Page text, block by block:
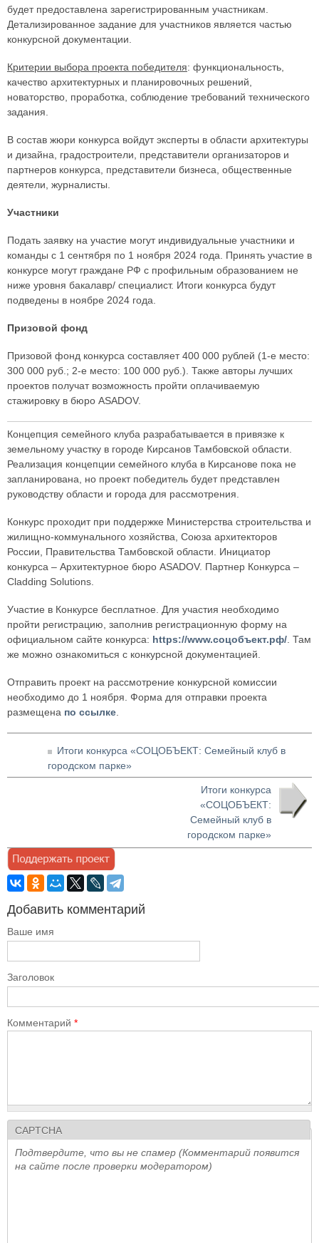
будет предоставлена зарегистрированным участникам.
Детализированное задание для участников является частью
конкурсной документации.
Критерии выбора проекта победителя: функциональность,
качество архитектурных и планировочных решений,
новаторство, проработка, соблюдение требований технического
задания.
В состав жюри конкурса войдут эксперты в области архитектуры
и дизайна, градостроители, представители организаторов и
партнеров конкурса, представители бизнеса, общественные
деятели, журналисты.
Участники
Подать заявку на участие могут индивидуальные участники и
команды с 1 сентября по 1 ноября 2024 года. Принять участие в
конкурсе могут граждане РФ с профильным образованием не
ниже уровня бакалавр/ специалист. Итоги конкурса будут
подведены в ноябре 2024 года.
Призовой фонд
Призовой фонд конкурса составляет 400 000 рублей (1-е место:
300 000 руб.; 2-е место: 100 000 руб.). Также авторы лучших
проектов получат возможность пройти оплачиваемую
стажировку в бюро ASADOV.
Концепция семейного клуба разрабатывается в привязке к
земельному участку в городе Кирсанов Тамбовской области.
Реализация концепции семейного клуба в Кирсанове пока не
запланирована, но проект победитель будет представлен
руководству области и города для рассмотрения.
Конкурс проходит при поддержке Министерства строительства и
жилищно-коммунального хозяйства, Союза архитекторов
России, Правительства Тамбовской области. Инициатор
конкурса – Архитектурное бюро ASADOV. Партнер Конкурса –
Cladding Solutions.
Участие в Конкурсе бесплатное. Для участия необходимо
пройти регистрацию, заполнив регистрационную форму на
официальном сайте конкурса: https://www.соцобъект.рф/ . Там
же можно ознакомиться с конкурсной документацией.
Отправить проект на рассмотрение конкурсной комиссии
необходимо до 1 ноября. Форма для отправки проекта
размещена по ссылке
Итоги конкурса «СОЦОБЪЕКТ: Семейный клуб в
городском парке»
Итоги конкурса
«СОЦОБЪЕКТ:
Семейный клуб в
городском парке»
Добавить комментарий
Ваше имя
Заголовок
Комментарий *
CAPTCHA
Подтвердите, что вы не спамер (Комментарий появится
на сайте после проверки модератором)